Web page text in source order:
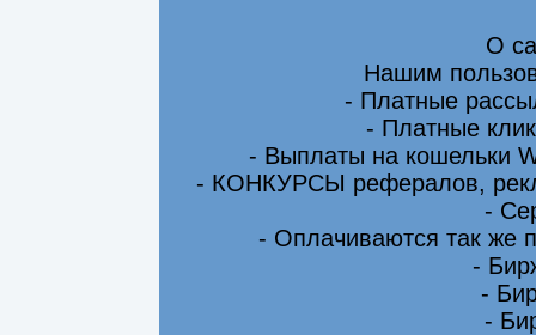
О
Нашим
- Платные
- Платные
- Выплаты на кошельки
- КОНКУРСЫ рефералов,
-
- Оплачиваются так же
-
-
-